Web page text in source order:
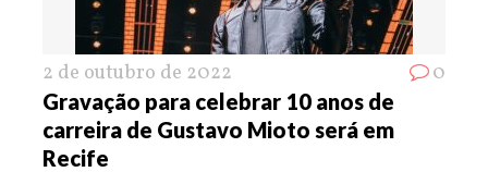
2 de outubro de 2022 0
Gravação para celebrar 10 anos de
carreira de Gustavo Mioto será em
Recife